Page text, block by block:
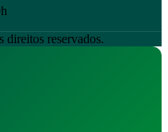
direitos reservados.